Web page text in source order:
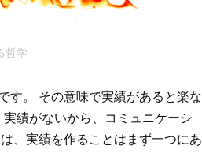
哲学
す。 その意味で実績があると楽な
績がないから、コミュニケーシ
、実績を作ることはまず一つにあ